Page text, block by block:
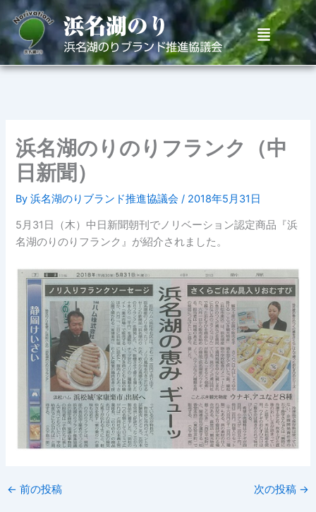
内
を
ス
キ
メ
ニ
ュ
ー
浜名湖のりのりフランク（中
日新聞）
By浜名湖のりブランド推進協議会/ 2018年5月31日
5月31日（木）中日新聞朝刊でノリベーション認定商品『浜
名湖のりのりフランク』が紹介されました。
← 前の投稿 次の投稿 →